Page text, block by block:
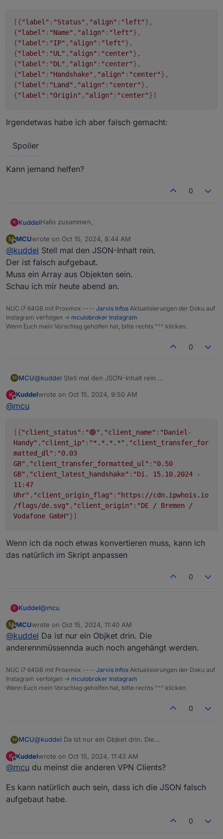
[{"label" : "Status" , "align" : "left"},
{"label" : "Name" , "align" : "left"},
{"label" : "IP" , "align" : "left"},
{"label" : "UL" , "align" : "center"},
{"label" : "DL" , "align" : "center"},
{"label" : "Handshake" , "align" : "center"},
{"label" : "Land" , "align" : "center"},
{"label" : "Origin" , "align" : "center"}]
Irgendetwas habe ich aber falsch gemacht:
Spoiler
Kann jemand helfen?
0
K KuddelHallo zusammen,
ich habe mir ein javascript geschrieben, dass die Infos
vom Wireguard Adpter in eine JSON Datei schreibt, um
es in meiner VIS (v1) anzuzeigen.
In meiner VIS sieht es aktuell so aus:
Für Jarvis habe ich einen extra JSON DP erstellt, damit
nur verbundene Clients angezeigt werden.
Mit der Spalten-Konfig:
Irgendetwas habe ich aber falsch gemacht:
Spoiler
Kann jemand helfen?
M
Offline
MCUwrote on Oct 15, 2024, 8:44 AM
last edited by
@kuddel Stell mal den JSON-Inhalt rein.
Der ist falsch aufgebaut.
Muss ein Array aus Objekten sein.
Schau ich mir heute abend an.
NUC i7 64GB mit Proxmox ---- Jarvis Infos Aktualisierungen der Doku auf
Instagram verfolgen -> mcuiobroker Instagram
Wenn Euch mein Vorschlag geholfen hat, bitte rechts "^" klicken.
0
M MCU@kuddel Stell mal den JSON-Inhalt rein.
Muss ein Array aus Objekten sein.
K Kuddelwrote on Oct 15, 2024, 9:50 AM
last edited by
@mcu
[{"client_status" : "🟢" , "client_name" : "Daniel-
Handy" , "client_ip" : "*.*.*.*" , "client_transfer_for
matted_dl" : "0.03
GB" , "client_transfer_formatted_ul" : "0.50
GB" , "client_latest_handshake" : "Di. 15.10.2024 -
11:47
Uhr" , "client_origin_flag" : "https://cdn.ipwhois.io
/flags/de.svg" , "client_origin" : "DE / Bremen /
Vodafone GmbH"}]
Wenn ich da noch etwas konvertieren muss, kann ich
das natürlich im Skript anpassen
0
K Kuddel@mcu
Wenn ich da noch etwas konvertieren muss, kann ich
das natürlich im Skript anpassen
M
Offline
MCUwrote on Oct 15, 2024, 11:40 AM
last edited by
@kuddel Da ist nur ein Objket drin. Die
anderennmüssennda auch noch angehängt werden.
NUC i7 64GB mit Proxmox ---- Jarvis Infos Aktualisierungen der Doku auf
Instagram verfolgen -> mcuiobroker Instagram
Wenn Euch mein Vorschlag geholfen hat, bitte rechts "^" klicken.
0
M MCU@kuddel Da ist nur ein Objket drin. Die
K Kuddelwrote on Oct 15, 2024, 11:43 AM
last edited by
@mcu du meinst die anderen VPN Clients?
Es kann natürlich auch sein, dass ich die JSON falsch
aufgebaut habe.
0